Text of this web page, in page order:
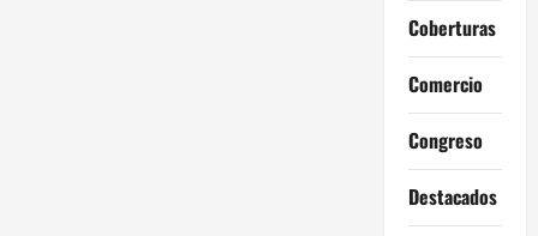
Coberturas
Comercio
Congreso
Destacados